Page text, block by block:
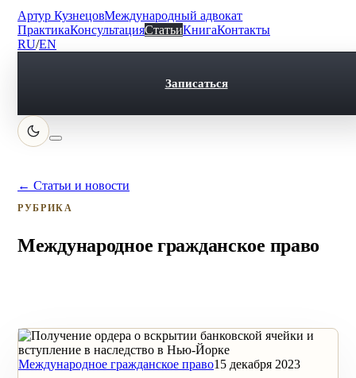
Артур КузнецовМеждународный адвокат
ПрактикаКонсультацияСтатьиКнигаКонтакты
RU/EN
Записаться
← Статьи и новости
РУБРИКА
Международное гражданское право
Международное гражданское право15 декабря 2023